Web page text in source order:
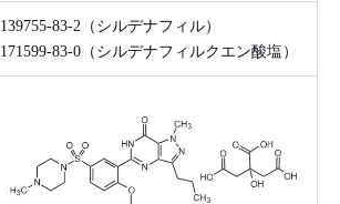
139755-83-2（シルデナフィル）
171599-83-0（シルデナフィルクエン酸塩）